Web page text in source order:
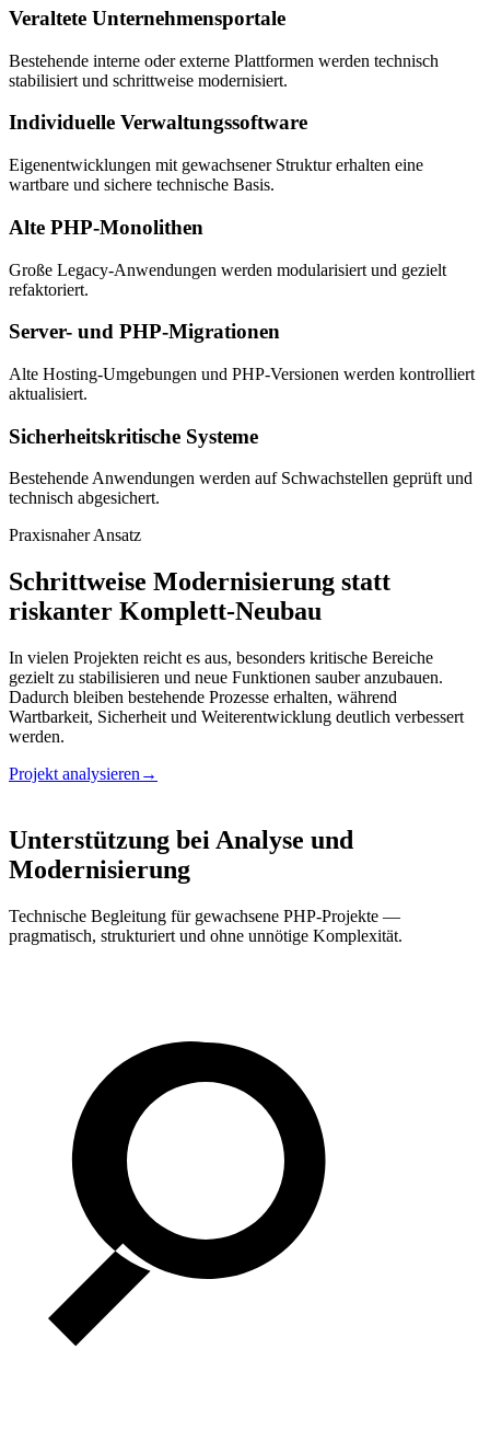
Veraltete Unternehmensportale
Bestehende interne oder externe Plattformen werden technisch
stabilisiert und schrittweise modernisiert.
Individuelle Verwaltungssoftware
Eigenentwicklungen mit gewachsener Struktur erhalten eine
wartbare und sichere technische Basis.
Alte PHP-Monolithen
Große Legacy-Anwendungen werden modularisiert und gezielt
refaktoriert.
Server- und PHP-Migrationen
Alte Hosting-Umgebungen und PHP-Versionen werden kontrolliert
aktualisiert.
Sicherheitskritische Systeme
Bestehende Anwendungen werden auf Schwachstellen geprüft und
technisch abgesichert.
Praxisnaher Ansatz
Schrittweise Modernisierung statt
riskanter Komplett-Neubau
In vielen Projekten reicht es aus, besonders kritische Bereiche
gezielt zu stabilisieren und neue Funktionen sauber anzubauen.
Dadurch bleiben bestehende Prozesse erhalten, während
Wartbarkeit, Sicherheit und Weiterentwicklung deutlich verbessert
werden.
Projekt analysieren →
Unterstützung bei Analyse und
Modernisierung
Technische Begleitung für gewachsene PHP-Projekte —
pragmatisch, strukturiert und ohne unnötige Komplexität.